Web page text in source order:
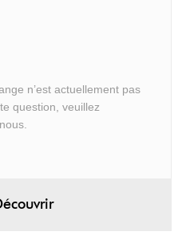
n’est actuellement pas
question, veuillez